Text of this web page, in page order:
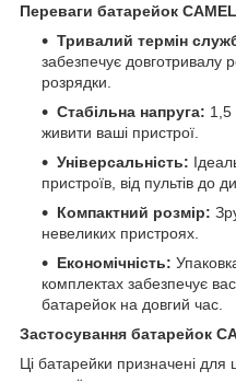
Переваги батарейок
Тривалий термін
забезпечує довготривалу
розрядки.
Стабільна напруга: 1,5
живити ваші пристрої.
Універсальність:
пристроїв, від пультів до
Компактний розмір:
невеликих пристроях.
Економічність:
комплектах забезпечує
батарейок на довгий час.
Застосування батарейок
Ці батарейки призначені